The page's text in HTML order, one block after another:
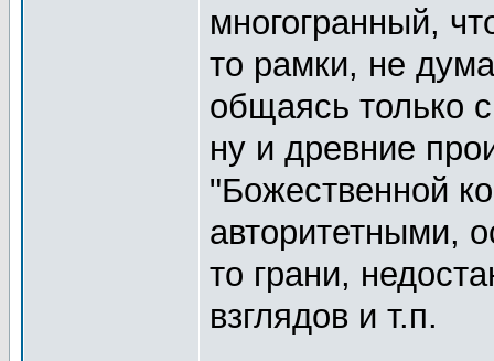
многогранный,
то рамки, не
общаясь только
ну и древние
"Божественной
авторитетными,
то грани,
взглядов и т.п.